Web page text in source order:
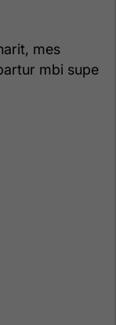
mes
mbi supe